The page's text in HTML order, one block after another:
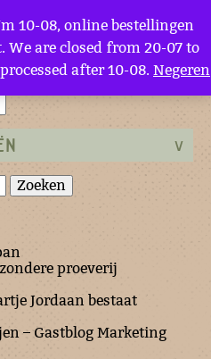
proeverij
Jordaan bestaat
– Gastblog Marketing
10-08, online bestellingen
We are closed from 20-07 to
after 10-08. Negeren